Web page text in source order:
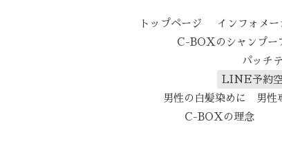
トップページ インフォメー
C-BOXのシャンプー
パッチ
LINE予約
男性の白髪染めに 男性
C-BOXの理念